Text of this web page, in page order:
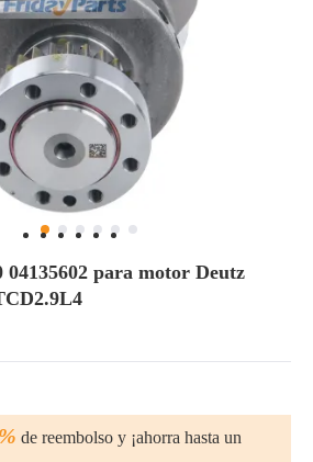
04135602 para motor Deutz
de reembolso y ¡ahorra hasta un